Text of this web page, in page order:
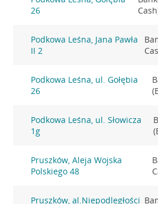
26
Podkowa Leśna, Jana Pawła
II 2
Podkowa Leśna, ul. Gołębia
26
Podkowa Leśna, ul. Słowicza
1g
Pruszków, Aleja Wojska
Polskiego 48
Pruszków, al.Niepodległości